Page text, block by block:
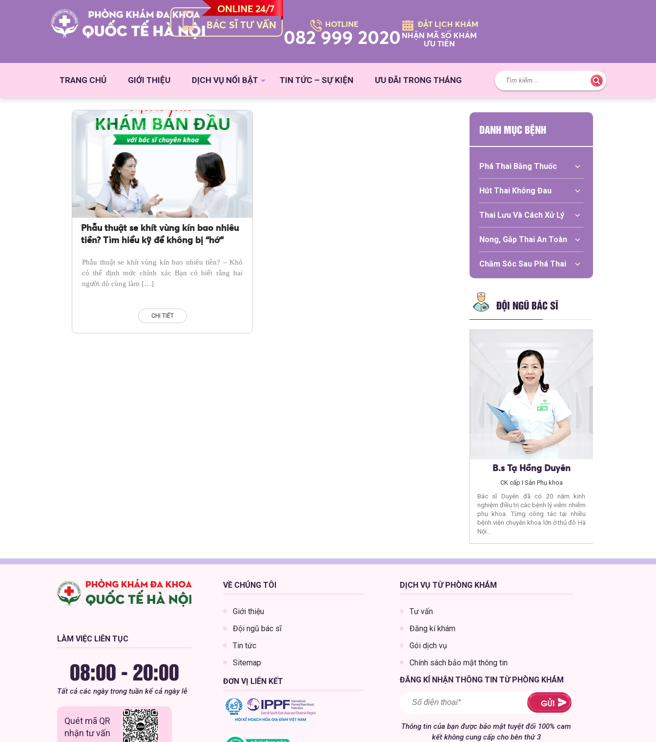
BÁC SĨ TƯ VẤN HOTLINE
082 999 2020
ĐẶT LỊCH KHÁM
NHẬN MÃ SỐ KHÁM
ƯU TIÊN
TRANG CHỦ GIỚI THIỆU DỊCH VỤ NỔI BẬT TIN TỨC – SỰ KIỆN ƯU ĐÃI TRONG THÁNG
Phẫu thuật se khít vùng kín bao nhiêu
tiền? Tìm hiểu kỹ để không bị “hớ”
Phẫu thuật se khít vùng kín bao nhiêu tiền? – Khó
có thể định mức chính xác Bạn có biết rằng hai
người dù cùng làm […]
CHI TIẾT
DANH MỤC BỆNH
Phá Thai Bằng Thuốc
Hút Thai Không Đau
Thai Lưu Và Cách Xử Lý
Nong, Gắp Thai An Toàn
Chăm Sóc Sau Phá Thai
ĐỘI NGŨ BÁC SĨ
B.s Tạ Hồng Duyên
CK cấp I Sản Phụ khoa
Bác sĩ Duyên đã có 20 năm kinh
nghiệm điều trị các bệnh lý viêm nhiễm
phụ khoa. Từng công tác tại nhiều
bệnh viện chuyên khoa lớn ở thủ đô Hà
Nội...
LÀM VIỆC LIÊN TỤC
08:00 - 20:00
Tất cả các ngày trong tuần kể cả ngày lễ
Quét mã QR
nhận tư vấn
VỀ CHÚNG TÔI
Giới thiệu
Đội ngũ bác sĩ
Tin tức
Sitemap
ĐƠN VỊ LIÊN KẾT
DỊCH VỤ TỪ PHÒNG KHÁM
Tư vấn
Đăng kí khám
Gói dịch vụ
Chính sách bảo mật thông tin
ĐĂNG KÍ NHẬN THÔNG TIN TỪ PHÒNG KHÁM
Thông tin của bạn được bảo mật tuyệt đối 100% cam
kết không cung cấp cho bên thứ 3